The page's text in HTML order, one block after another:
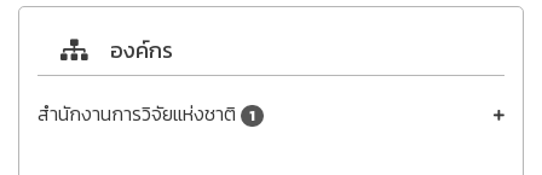
องค์กร
สำนักงานการวิจัยแห่งชาติ 1